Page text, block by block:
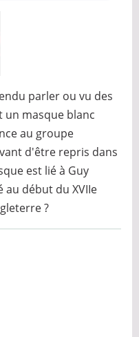
parler ou vu des
masque blanc
au groupe
d'être repris dans
est lié à Guy
au début du XVIIe
?